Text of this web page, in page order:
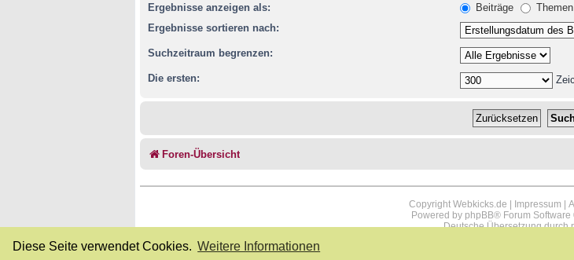
Diese Seite verwendet Cookies. Weitere Informationen
Ergebnisse anzeigen als: Beiträge
Themen
Ergebnisse sortieren nach:
Suchzeitraum begrenzen:
Die ersten:
Foren-Übersicht
Copyright Webkicks.de | Impressum
Powered by phpBB® Forum Software
Deutsche Übersetzung durch